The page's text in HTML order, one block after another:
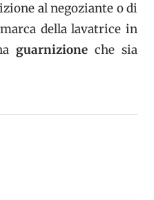
al negoziante o di
della lavatrice in
guarnizione che sia